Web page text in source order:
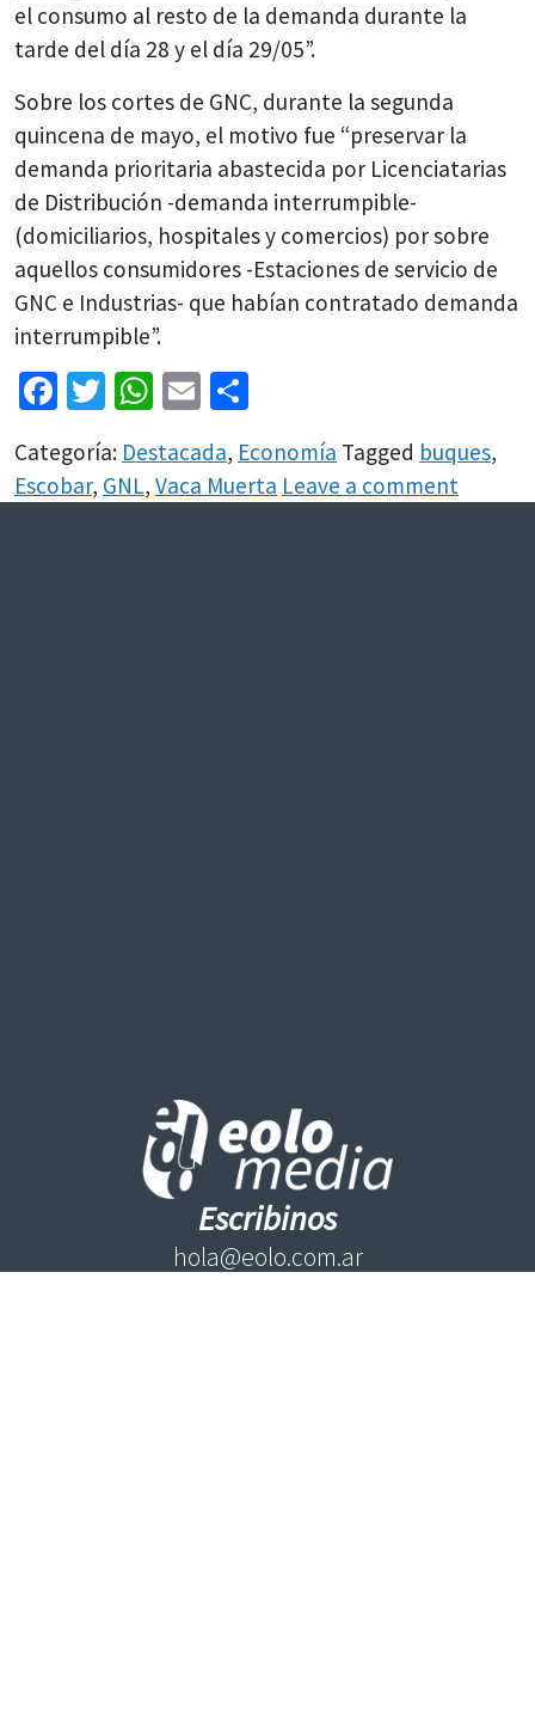
el consumo al resto de la demanda durante la
tarde del día 28 y el día 29/05”.
Sobre los cortes de GNC, durante la segunda
quincena de mayo, el motivo fue “preservar la
demanda prioritaria abastecida por Licenciatarias
de Distribución -demanda interrumpible-
(domiciliarios, hospitales y comercios) por sobre
aquellos consumidores -Estaciones de servicio de
GNC e Industrias- que habían contratado demanda
interrumpible”.
Facebook
Twitter
WhatsApp
Email
Categoría: Destacada, Economía Tagged buques,
Escobar, GNL, Vaca Muerta Leave a comment
Escribinos
hola@eolo.com.ar